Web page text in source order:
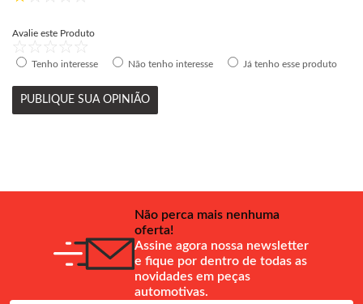
Avalie este Produto
Tenho interesse Não tenho interesse Já tenho esse produto
PUBLIQUE SUA OPINIÃO
Não perca mais nenhuma
oferta!
Assine agora nossa newsletter
e fique por dentro de todas as
novidades em peças
automotivas.